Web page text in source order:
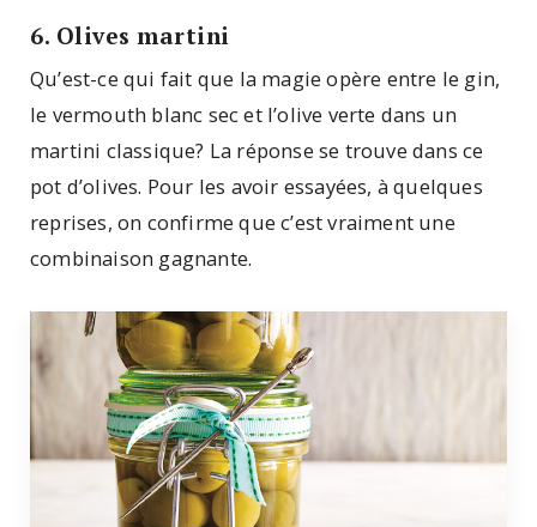
6. Olives martini
Qu’est-ce qui fait que la magie opère entre le gin,
le vermouth blanc sec et l’olive verte dans un
martini classique? La réponse se trouve dans ce
pot d’olives. Pour les avoir essayées, à quelques
reprises, on confirme que c’est vraiment une
combinaison gagnante.